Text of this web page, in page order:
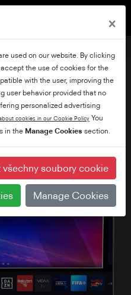
×
used on our website. By clicking
the use of cookies for the
with the user, improving the
user behavior provided that no
personalized advertising
cookies in our Cookie Policy You
in the Manage Cookies section.
soubory cookie
Manage Cookies